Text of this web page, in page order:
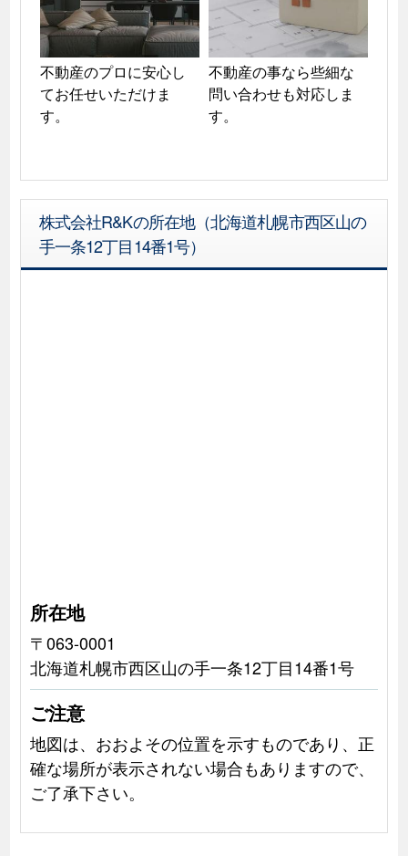
不動産のプロに安心し
てお任せいただけま
す。
不動産の事なら些細な
問い合わせも対応しま
株式会社R&Kの所在地（北海道札幌市西区山の
手一条12丁目14番1号）
所在地
〒063-0001
北海道札幌市西区山の手一条12丁目14番1号
ご注意
地図は、おおよその位置を示すものであり、正
確な場所が表示されない場合もありますので、
ご了承下さい。